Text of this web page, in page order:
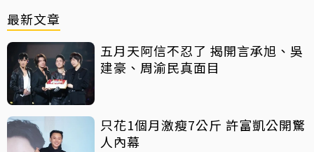
最新文章
五月天阿信不忍了 揭開言承旭、吳
建豪、周渝民真面目
只花1個月激瘦7公斤 許富凱公開驚
人內幕